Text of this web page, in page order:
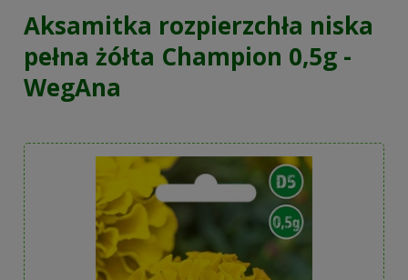
Aksamitka rozpierzchła niska
pełna żółta Champion 0,5g -
WegAna